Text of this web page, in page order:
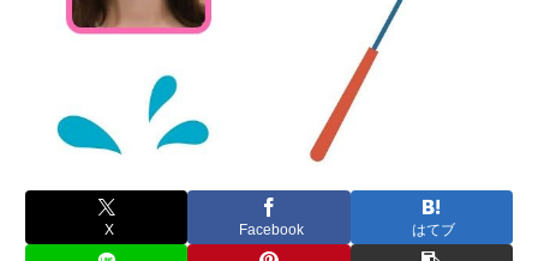
X Facebook はてブ